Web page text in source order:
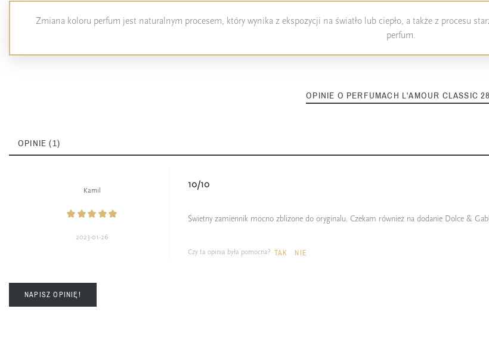
Zmiana koloru perfum jest naturalnym procesem, który wynika z ekspozycji na światło lub ciepło, a także z procesu
perfum.
OPINIE O PERFUMACH L'AMOUR CLASSIC
OPINIE (1)
Kamil
2023-01-26
10/10
Świetny zamiennik mocno zblizone do oryginalu. Czekam również na dodanie Dolce &
Czy ta opinia była pomocna? TAK NIE
NAPISZ OPINIĘ!